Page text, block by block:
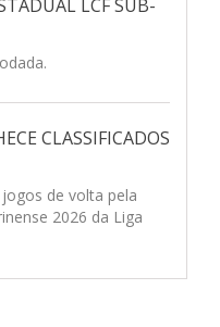
LCF SUB-
CLASSIFICADOS
de volta pela
2026 da Liga